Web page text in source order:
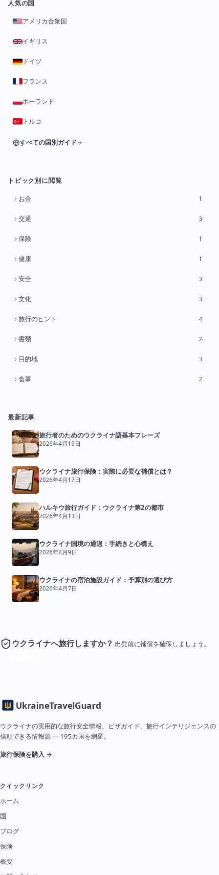
人気の国
アメリカ合衆国
イギリス
ドイツ
フランス
ポーランド
トルコ
すべての国別ガイド
トピック別に閲覧
お金 1
交通 3
保険 1
健康 1
安全 3
文化 3
旅行のヒント 4
書類 2
目的地 3
食事 2
最新記事
旅行者のためのウクライナ語基本フレーズ
2026年4月19日
ウクライナ旅行保険：実際に必要な補償とは？
2026年4月17日
ハルキウ旅行ガイド：ウクライナ第2の都市
2026年4月13日
ウクライナ国境の通過：手続きと心構え
2026年4月9日
ウクライナの宿泊施設ガイド：予算別の選び方
2026年4月7日
ウクライナへ旅行しますか？ 出発前に補償を確保しましょう。
UkraineTravelGuard
ウクライナの実用的な旅行安全情報、ビザガイド、旅行インテリジェンスの
信頼できる情報源 — 195カ国を網羅。
旅行保険を購入 →
クイックリンク
ホーム
国
ブログ
保険
概要